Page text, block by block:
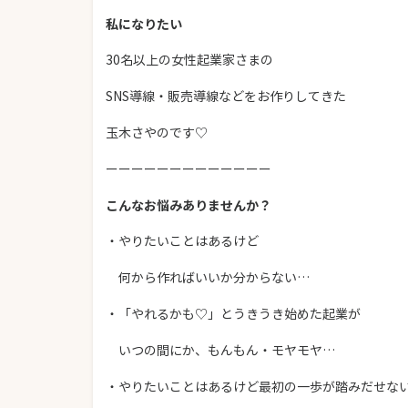
私になりたい
30名以上の女性起業家さまの
SNS導線・販売導線などをお作りしてきた
玉木さやのです♡
ーーーーーーーーーーーーー
こんなお悩みありませんか？
・やりたいことはあるけど
何から作ればいいか分からない…
・「やれるかも♡」とうきうき始めた起業が
いつの間にか、もんもん・モヤモヤ…
・やりたいことはあるけど最初の一歩が踏みだせな